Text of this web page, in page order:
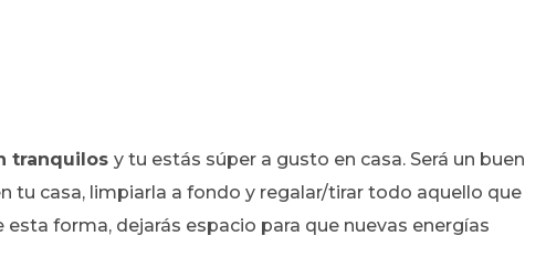
tranquilos y tu estás súper a gusto en casa. Será un buen
tu casa, limpiarla a fondo y regalar/tirar todo aquello que
esta forma, dejarás espacio para que nuevas energías